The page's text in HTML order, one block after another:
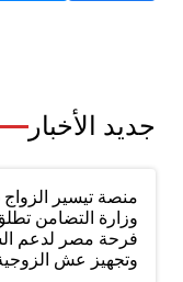
جديد الأخبار
وزارة التضامن
فرحة مصر لدعم
وتجهيز عش